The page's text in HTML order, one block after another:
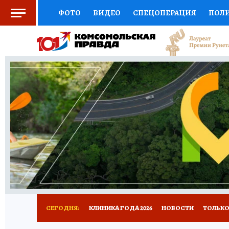
ФОТО ВИДЕО СПЕЦОПЕРАЦИЯ
СОЦПОДДЕРЖКА НАУКА СПОРТ
ВЫБОР ЭКСПЕРТОВ ДОКТОР
КНИЖНАЯ ПОЛКА ПРОГНОЗЫ НА СПОРТ
ПРЕСС-ЦЕНТР НЕДВИЖИМОСТЬ
РАДИО КП РЕКЛАМА ТЕСТЫ НОВОЕ
СЕГОДНЯ: КЛИНИКА ГОДА 2026 НОВОСТИ